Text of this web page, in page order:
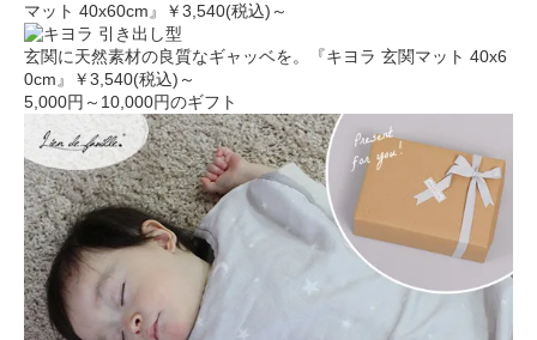
マット 40x60cm』
￥3,540(税込)～
引き出し型
玄関に天然素材の良質なギャッベを。『キヨラ 玄関マット 40x6
0cm』
￥3,540(税込)～
5,000円～10,000円のギフト